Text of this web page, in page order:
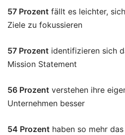
57 Prozent fällt es leichter,
Ziele zu fokussieren
57 Prozent identifizieren sich
Mission Statement
56 Prozent verstehen ihre
Unternehmen besser
54 Prozent haben so mehr